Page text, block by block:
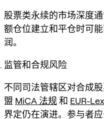
股票类永续的市场深度
额仓位建立和平仓时可
润。
监管和合规风险
不同司法管辖区对合成
盟 MiCA 法规和 EUR-
界定仍在演进。参与者